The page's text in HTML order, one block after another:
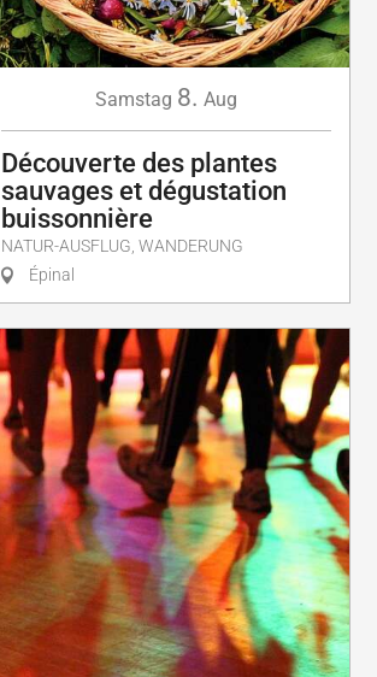
Samstag 8. Aug
Découverte des plantes
sauvages et dégustation
buissonnière
NATUR-AUSFLUG, WANDERUNG
Épinal